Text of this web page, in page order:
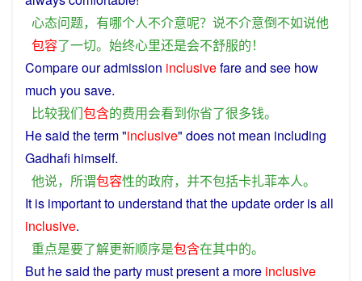
心态问题， 有哪个人不介意呢？ 说不介意倒不如说他
包容了一切。 始终心里还是会不舒服的！
Compareouradmission inclusivefareand see how
much you save.
比较我们包含的费用会看到你省了很多钱。
Hesaid theterm"inclusive" does not mean including
Gadhafi himself.
他说， 所谓包容性的政府， 并不包括卡扎菲本人。
It is importantto understand thatthe updateorder isall
inclusive.
重点是要了解更新顺序是包含在其中的。
But hesaid theparty mustpresenta more inclusive